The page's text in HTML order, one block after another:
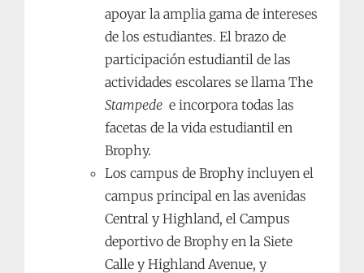
apoyar la amplia gama de intereses
de los estudiantes. El brazo de
participación estudiantil de las
actividades escolares se llama The
Stampede e incorpora todas las
facetas de la vida estudiantil en
Brophy.
Los campus de Brophy incluyen el
campus principal en las avenidas
Central y Highland, el Campus
deportivo de Brophy en la Siete
Calle y Highland Avenue, y